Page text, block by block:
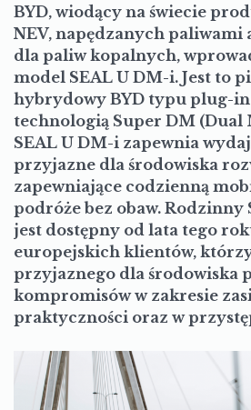
BYD, wiodący na świecie
NEV, napędzanych
dla paliw kopalnych,
model SEAL U DM-i. Jest to
hybrydowy BYD typu plug-in
technologią Super DM (Dual
SEAL U DM-i zapewnia
przyjazne dla środowiska
zapewniające codzienną
podróże bez obaw. Rodzinny
jest dostępny od lata tego
europejskich klientów,
przyjaznego dla środowiska
kompromisów w zakresie
praktyczności oraz w